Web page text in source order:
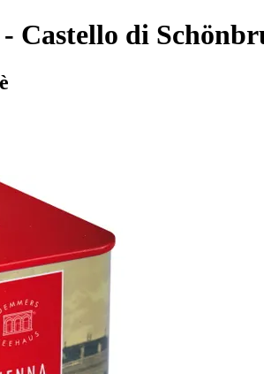
Castello di